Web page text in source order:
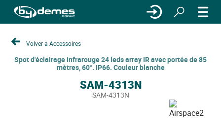
Volver a Accessoires
Spot d'éclairage infrarouge 24 leds array IR avec portée de 85
mètres, 60°. IP66. Couleur blanche
SAM-4313N
SAM-4313N